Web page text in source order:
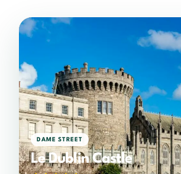
DAME STREET
Le Dublin Castle